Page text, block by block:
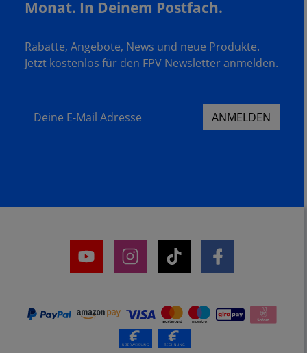
Monat. In Deinem Postfach.
Rabatte, Angebote, News und neue Produkte.
Jetzt kostenlos für den FPV Newsletter anmelden.
Deine E-Mail Adresse ANMELDEN